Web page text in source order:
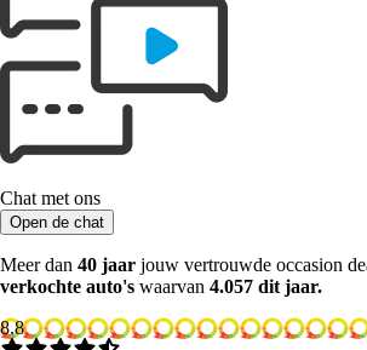
Chat met ons
Open de chat
Meer dan 40 jaar jouw vertrouwde occasion
verkochte auto's waarvan 4.057 dit jaar.
8.8